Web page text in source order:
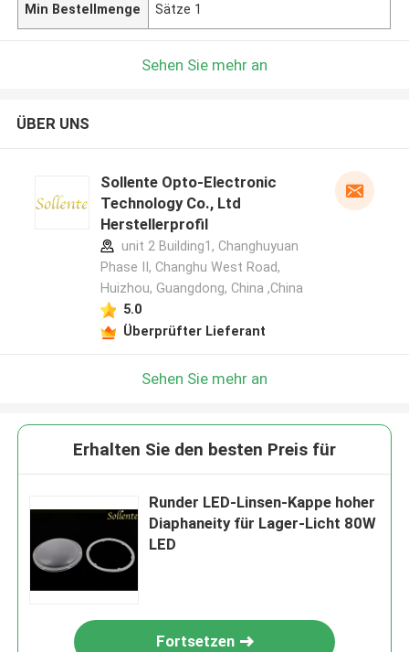
Min Bestellmenge Sätze 1
Sehen Sie mehr an
ÜBER UNS
Sollente Opto-Electronic
Technology Co., Ltd
Herstellerprofil
unit 2 Building1, Changhuyuan
Phase II, Changhu West Road,
Huizhou, Guangdong, China ,China
5.0
Überprüfter Lieferant
Sehen Sie mehr an
Erhalten Sie den besten Preis für
Runder LED-Linsen-Kappe hoher
Diaphaneity für Lager-Licht 80W
LED
Fortsetzen